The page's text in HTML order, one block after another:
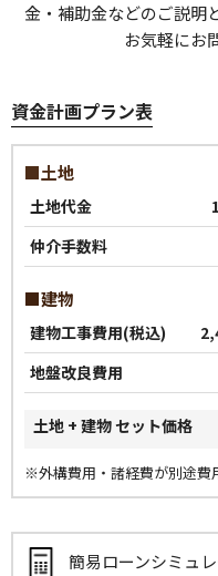
金・補助金などのご説明
お気軽にお
資金計画プラン表
■土地
土地代金
仲介手数料
■建物
建物工事費用(税込)
地盤改良費用
土地 + 建物 セット価格
※外構費用・諸経費が別途費
簡易ローンシミュ